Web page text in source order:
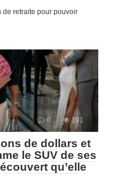
de retraite pour pouvoir
0 391
de dollars et
le SUV de ses
qu’elle